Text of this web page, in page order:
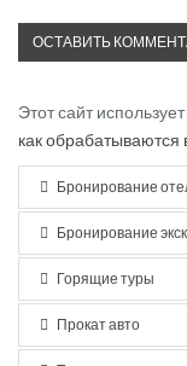
Этот сайт
как
Бронирование
Бронирование
Горящие туры
Прокат авто